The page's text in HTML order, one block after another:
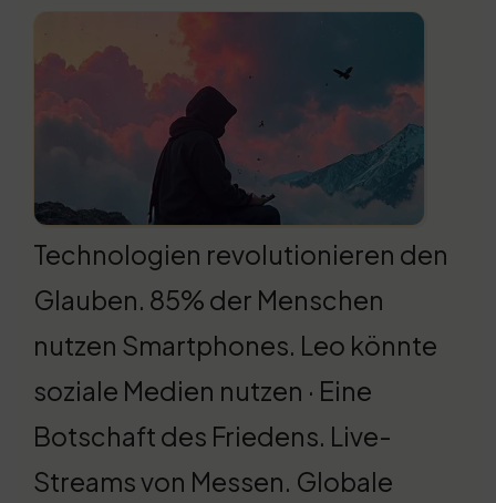
Technologien revolutionieren den
Glauben. 85% der Menschen
nutzen Smartphones. Leo könnte
soziale Medien nutzen · Eine
Botschaft des Friedens. Live-
Streams von Messen. Globale